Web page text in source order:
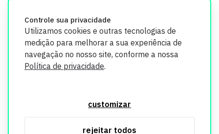
Controle sua privacidade
Utilizamos cookies e outras tecnologias de
medição para melhorar a sua experiência de
navegação no nosso site, conforme a nossa
Política de privacidade.
customizar
rejeitar todos
segurança. Todos os dados coletados em nosso site são
utilizados exclusivamente para fins de aprimoramento de
informações, consulte nossa Política de Privacidade.